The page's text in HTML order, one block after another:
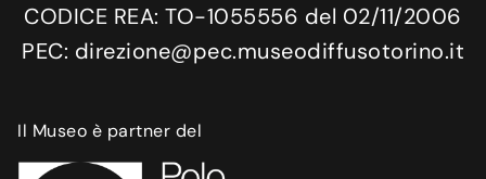
CODICE REA: TO-1055556 del 02/11/2006
PEC: direzione@pec.museodiffusotorino.it
Il Museo è partner del